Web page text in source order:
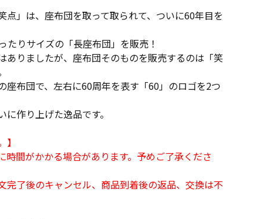
点」は、座布団を取って取られて、ついに60年目を
たりサイズの「長座布団」を販売！
ありましたが、座布団そのものを販売するのは「笑
座布団で、左右に60周年を表す「60」のロゴを2つ
作り上げた逸品です。
間がかかる場合があります。予めご了承くださ
了後のキャンセル、商品到着後の返品、交換は不